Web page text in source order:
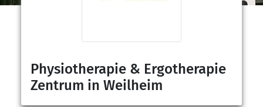
Physiotherapie & Ergotherapie
Zentrum in Weilheim